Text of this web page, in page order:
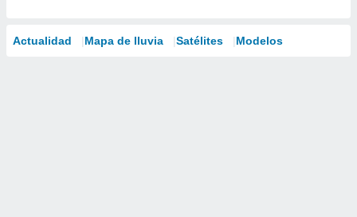
Actualidad Mapa de lluvia Satélites Modelos